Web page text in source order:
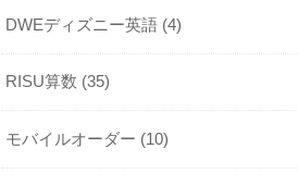
DWEディズニー英語 (4)
RISU算数 (35)
モバイルオーダー (10)